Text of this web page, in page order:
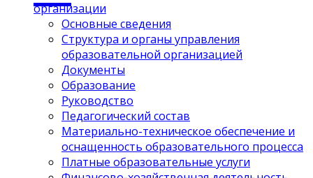
организации
Основные сведения
Структура и органы управления
образовательной организацией
Документы
Образование
Руководство
Педагогический состав
Материально-техническое обеспечение и
оснащенность образовательного процесса
Платные образовательные услуги